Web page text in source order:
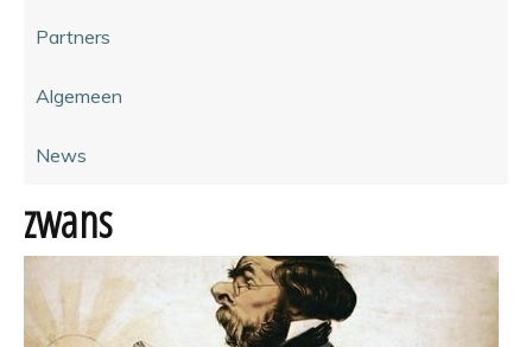
Partners
Algemeen
News
zwans